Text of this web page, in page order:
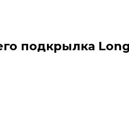
подкрылка